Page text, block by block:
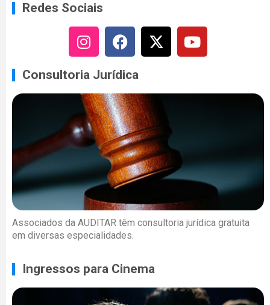
Redes Sociais
Consultoria Jurídica
Associados da AUDITAR têm consultoria jurídica gratuita
em diversas especialidades.
Ingressos para Cinema